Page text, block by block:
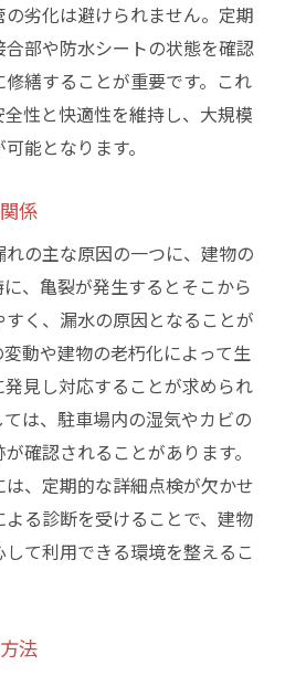
劣化は避けられません。定期
部や防水シートの状態を確認
繕することが重要です。これ
性と快適性を維持し、大規模
能となります。
係
の主な原因の一つに、建物の
、亀裂が発生するとそこから
く、漏水の原因となることが
動や建物の老朽化によって生
見し対応することが求められ
は、駐車場内の湿気やカビの
確認されることがあります。
、定期的な詳細点検が欠かせ
る診断を受けることで、建物
て利用できる環境を整えるこ
法